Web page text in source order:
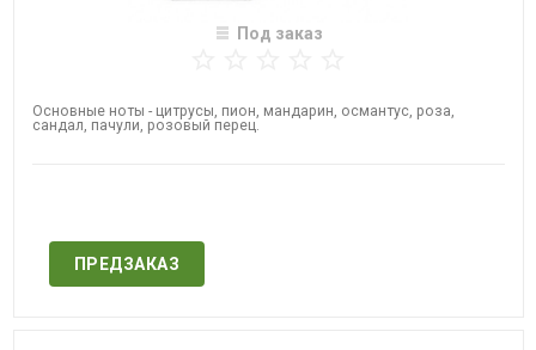
Под заказ
Основные ноты - цитрусы, пион, мандарин, османтус, роза,
сандал, пачули, розовый перец.
ПРЕДЗАКАЗ